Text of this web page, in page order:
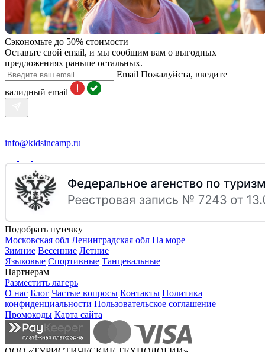
Сэкономьте до 50% стоимости
Оставьте свой email, и мы сообщим вам о выгодных
предложениях раньше остальных.
Email Пожалуйста, введите
валидный email
info@kidsincamp.ru
Подобрать путевку
Московская обл Ленинградская обл На море
Зимние Весенние Летние
Языковые Спортивные Танцевальные
Партнерам
Разместить лагерь
О нас Блог Частые вопросы Контакты Политика
конфиденциальности Пользовательское соглашение
Промокоды Карта сайта